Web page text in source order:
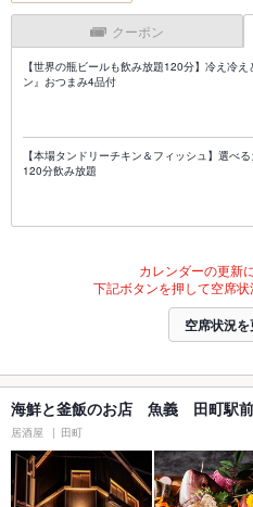
クーポン
【世界の瓶ビールも飲み放題120分】冷え冷
ン』おつまみ4品付
【本場タンドリーチキン＆フィッシュ】選べ
120分飲み放題
カレンダーの更新
下記ボタンを押して空席状
空席状況
海鮮と釜飯のお店 魚義 田町駅
居酒屋 田町